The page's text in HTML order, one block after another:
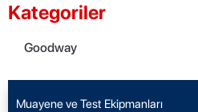
Kategoriler
Goodway
Muayene ve Test Ekipmanları